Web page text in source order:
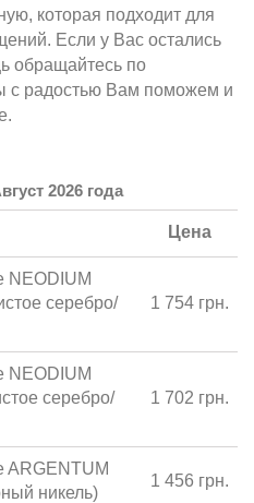
которая подходит для
Если у Вас остались
обращайтесь по
с радостью Вам поможем и
2026 года
Цена
NEODIUM
серебро/
1 754 грн.
NEODIUM
серебро/
1 702 грн.
ARGENTUМ
никель)
1 456 грн.